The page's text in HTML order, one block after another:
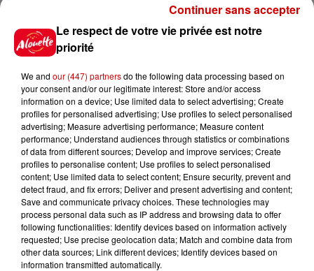
Invasion de physalies sur des
11h51
À LA UNE : affaire Manon
Relandeau, musée cambriolé et
Amel Bent en...
11h18
Disparition de Manon
Relandeau : sa mère réclame
l’intervention...
Le respect de votre vie privée est notre
priorité
We and our (447) partnersdo the following data processing based on
your consent and/or our legitimate interest: Store and/or access
information on a device; Use limited data to select advertising; Create
profiles for personalised advertising; Use profiles to select personalised
advertising; Measure advertising performance; Measure content
performance; Understand audiences through statistics or combinations
of data from different sources; Develop and improve services; Create
profiles to personalise content; Use profiles to select personalised
content; Use limited data to select content; Ensure security, prevent and
detect fraud, and fix errors; Deliver and present advertising and content;
Save and communicate privacy choices. These technologies may
process personal data such as IP address and browsing data to offer
following functionalities: Identify devices based on information actively
requested; Use precise geolocation data; Match and combine data from
other data sources; Link different devices; Identify devices based on
information transmitted automatically.
Continuer sans accepter